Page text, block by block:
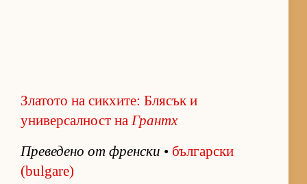
Златото на сикхите: Блясък и
универсалност на Грантх
Пре­ве­дено от френ­ски • бъл­гар­ски
(bulgare)